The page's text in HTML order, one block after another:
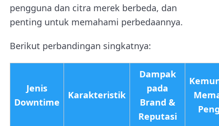
pengguna dan citra merek berbeda, dan
penting untuk memahami perbedaannya.
Berikut perbandingan singkatnya:
Jenis
Downtime
Karakteristik
Dampak
pada
Brand &
Reputasi